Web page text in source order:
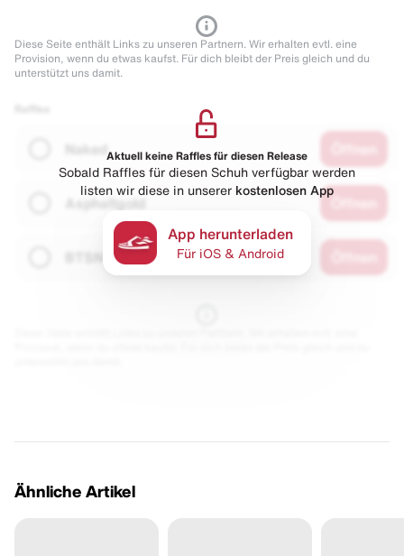
Diese Seite enthält Links zu unseren Partnern. Wir erhalten evtl. eine
Provision, wenn du etwas kaufst. Für dich bleibt der Preis gleich und du
unterstützt uns damit.
Naked
Asphaltgold
Aktuell keine Raffles für diesen Release
Sobald Raffles für diesen Schuh verfügbar werden
listen wir diese in unserer kostenlosen App
App herunterladen
Für iOS & Android
Ähnliche Artikel